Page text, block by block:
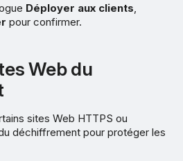
Déployer aux clients
pour confirmer.
Web du
sites Web HTTPS ou
déchiffrement pour protéger les